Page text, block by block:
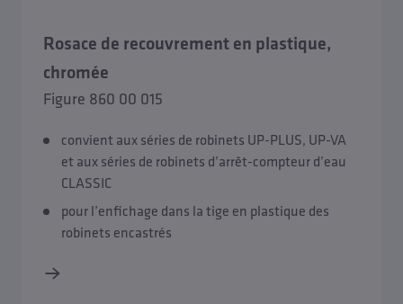
Rosace de recouvrement en plastique,
chromée
Figure 860 00 015
convient aux séries de robinets UP-PLUS, UP-VA
et aux séries de robinets d’arrêt-compteur d’eau
CLASSIC
pour l’enfichage dans la tige en plastique des
robinets encastrés